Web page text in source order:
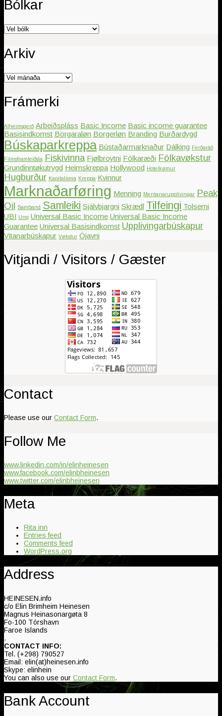
Bólkar
Bólkar
Arkiv
Arkiv
Frámerki
Alheimsgerð Arbeiðspláss Basic Income Basic income guarantee
Basisindkomst Borgaraløn Borgerløn Branding Burðardygd
Búskaparkreppa Bústaðarmarknaður Dálking Ferðaráð
Filmsframleiðsla Fiskivinna Fjølbroytni Fólkaræði Fólkavøkstur
Grundinntøkutrygd Heimskreppa Hollywood Hotelkømur
Hugburður Kapitalisma Kreppa Kvinnur
Marknaðarføring Menning Mentanarupplivingar Peak
Oil Samband Samleiki Sjálvbjargni Skrædl Tilfeingi Tolsemi
UBI Ung Universal Basic Income Universal Basic Income
Guarantee Universal Basisindkomst Upplivingarbúskapur
Vitanarbúskapur Vøkstur Ójavni
Vitjandi / Visitors / Gæster
Contact
Please use our Contact Form.
Follow Me
www.linkedin.com/in/elinheinesen
www.facebook.com/elinbheinesen
www.twitter.com/elinbheinesen
Meta
Rita inn
Entries feed
Comments feed
WordPress.org
Address
HEINESEN.info
c/o Elin Brimheim Heinesen
Magnus Heinasonargøta 8
Fo-100 Tórshavn
Faroe Islands
.
CONTACT INFO:
Tel. (+298) 790527
Email: elin(at)heinesen.info
Skype: elinhein
You can also use our Contact Form.
Bank Account